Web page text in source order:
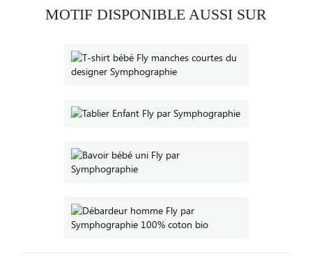
MOTIF DISPONIBLE AUSSI SUR